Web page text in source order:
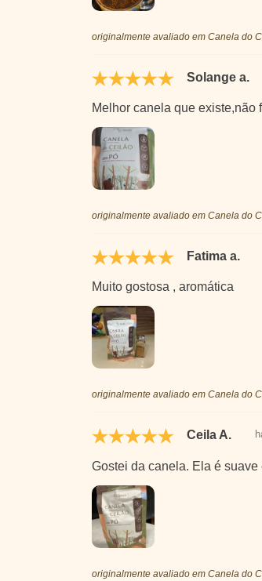
originalmente avaliado em Canela do
Solange a.
Melhor canela que
originalmente avaliado em Canela do
Fatima a.
Muito gostosa , aromática
originalmente avaliado em Canela do
Ceila A.
Gostei da canela. Ela é
originalmente avaliado em Canela do